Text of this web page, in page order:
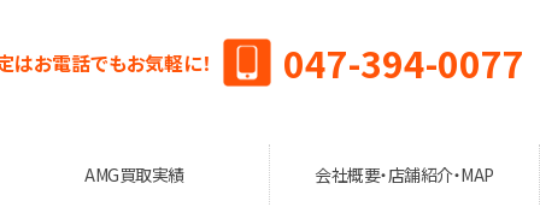
はお電話でもお気軽に！ 047-394-0077
AMG買取実績 会社概要・店舗紹介・MAP